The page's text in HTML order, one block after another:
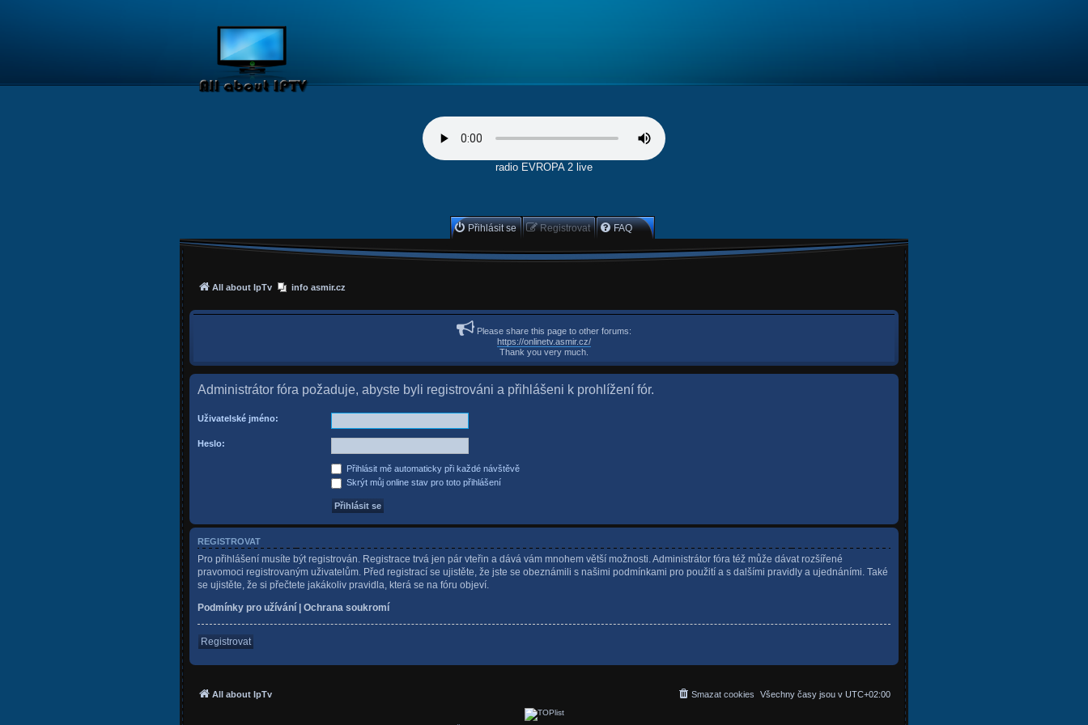
radio EVROPA 2 live
Přihlásit se Registrovat FAQ
All about IpTv info asmir.cz
Please share this page to other forums:
https://onlinetv.asmir.cz/
Thank you very much.
Administrátor fóra požaduje, abyste byli registrováni a přihlášeni k prohlížení fór.
Uživatelské jméno:
Heslo:
Přihlásit mě automaticky při každé návštěvě
Skrýt můj online stav pro toto přihlášení
REGISTROVAT
Pro přihlášení musíte být registrován. Registrace trvá jen pár vteřin a dává vám mnohem větší možnosti. Administrátor fóra též může dávat rozšířené
pravomoci registrovaným uživatelům. Před registrací se ujistěte, že jste se obeznámili s našimi podmínkami pro použití a s dalšími pravidly a ujednáními. Také
se ujistěte, že si přečtete jakákoliv pravidla, která se na fóru objeví.
Podmínky pro užívání
Ochrana soukromí
Registrovat
All about IpTv Všechny časy jsou v UTC+02:00
Smazat cookies